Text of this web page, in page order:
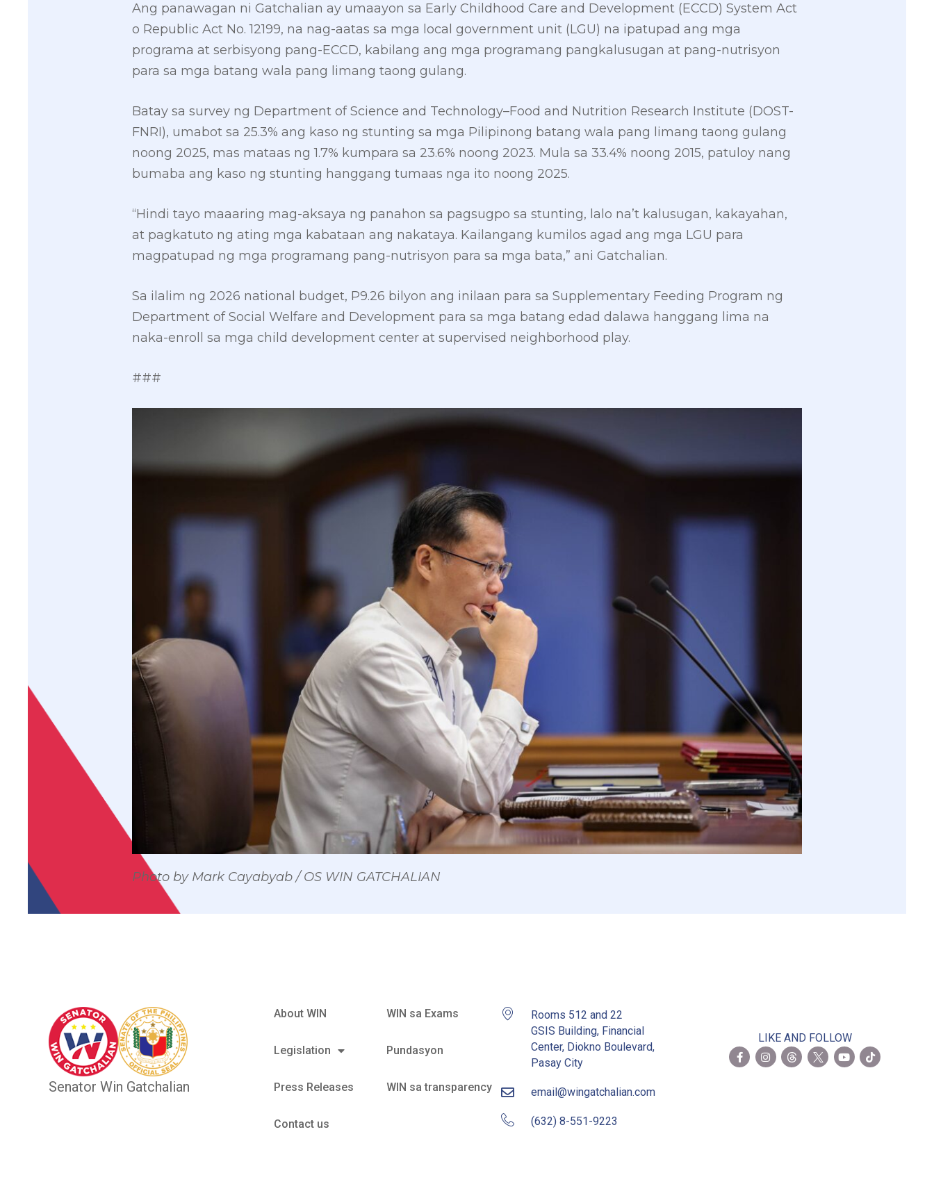
Ang panawagan ni Gatchalian ay umaayon sa Early Childhood Care and Development (ECCD) System Act
o Republic Act No. 12199, na nag-aatas sa mga local government unit (LGU) na ipatupad ang mga
programa at serbisyong pang-ECCD, kabilang ang mga programang pangkalusugan at pang-nutrisyon
para sa mga batang wala pang limang taong gulang.
Batay sa survey ng Department of Science and Technology–Food and Nutrition Research Institute (DOST-
FNRI), umabot sa 25.3% ang kaso ng stunting sa mga Pilipinong batang wala pang limang taong gulang
noong 2025, mas mataas ng 1.7% kumpara sa 23.6% noong 2023. Mula sa 33.4% noong 2015, patuloy nang
bumaba ang kaso ng stunting hanggang tumaas nga ito noong 2025.
“Hindi tayo maaaring mag-aksaya ng panahon sa pagsugpo sa stunting, lalo na’t kalusugan, kakayahan,
at pagkatuto ng ating mga kabataan ang nakataya. Kailangang kumilos agad ang mga LGU para
magpatupad ng mga programang pang-nutrisyon para sa mga bata,” ani Gatchalian.
Sa ilalim ng 2026 national budget, P9.26 bilyon ang inilaan para sa Supplementary Feeding Program ng
Department of Social Welfare and Development para sa mga batang edad dalawa hanggang lima na
naka-enroll sa mga child development center at supervised neighborhood play.
###
Photo by Mark Cayabyab / OS WIN GATCHALIAN
Senator Win Gatchalian
About WIN
Legislation
Press Releases
Contact us
WIN sa Exams
Pundasyon
WIN sa transparency
Rooms 512 and 22
GSIS Building, Financial
Center, Diokno Boulevard,
Pasay City
email@wingatchalian.com
(632) 8-551-9223
LIKE AND FOLLOW